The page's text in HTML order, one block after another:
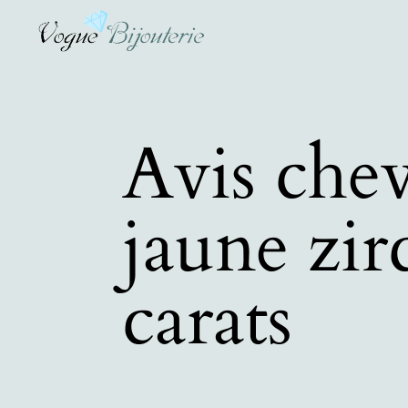
Avis
jaune
carats